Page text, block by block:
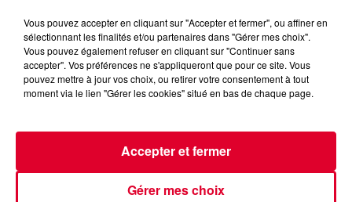
Vous pouvez accepter en cliquant sur "Accepter et fermer", ou affiner en
sélectionnant les finalités et/ou partenaires dans "Gérer mes choix".
Vous pouvez également refuser en cliquant sur "Continuer sans
accepter". Vos préférences ne s'appliqueront que pour ce site. Vous
pouvez mettre à jour vos choix, ou retirer votre consentement à tout
moment via le lien "Gérer les cookies" situé en bas de chaque page.
Gérer mes choix
Accepter et fermer